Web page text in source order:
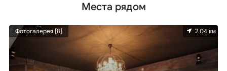
Места рядом
Фотогалерея [8] 2.04 км